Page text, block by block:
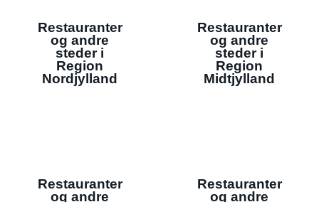
Restauranter
og andre
steder i
Region
Nordjylland
Restauranter
og andre
steder i
Region
Midtjylland
Restauranter
og andre
Restauranter
og andre